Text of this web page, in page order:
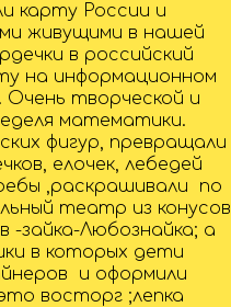
карту России и
живущими в нашей
в российский
на информационном
творческой и
математики.
фигур, превращали
елочек, лебедей
,раскрашивали по
театр из конусов
-зайка-Любознайка; а
в которых дети
и оформили
восторг ;лепка